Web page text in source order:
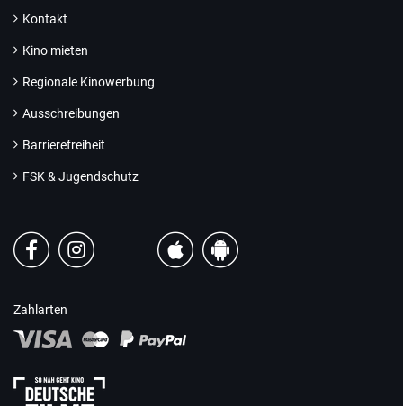
Kontakt
Kino mieten
Regionale Kinowerbung
Ausschreibungen
Barrierefreiheit
FSK & Jugendschutz
Zahlarten